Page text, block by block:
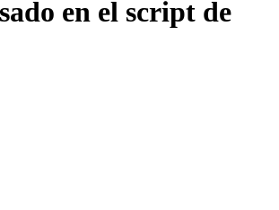
en el script de